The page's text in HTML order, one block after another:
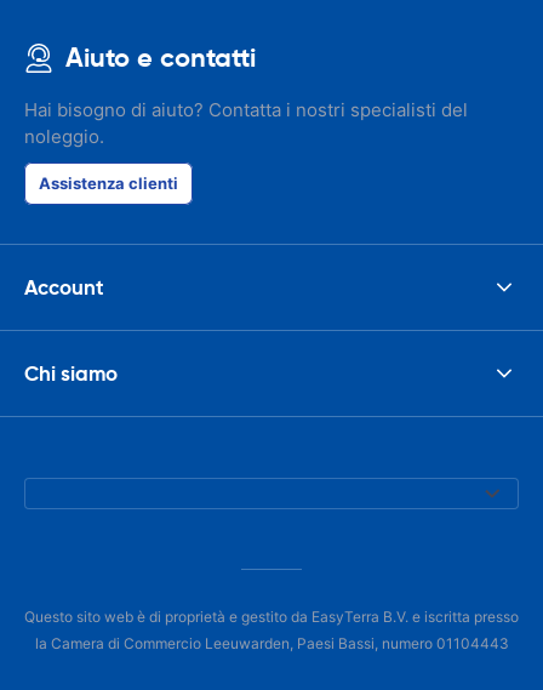
Aiuto e contatti
Hai bisogno di aiuto? Contatta i nostri specialisti del
noleggio.
Assistenza clienti
Account
Chi siamo
Questo sito web è di proprietà e gestito da EasyTerra B.V. e iscritta presso
la Camera di Commercio Leeuwarden, Paesi Bassi, numero 01104443